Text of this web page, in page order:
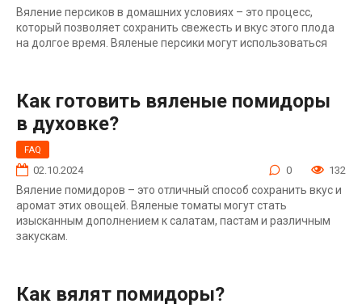
Вяление персиков в домашних условиях – это процесс,
который позволяет сохранить свежесть и вкус этого плода
на долгое время. Вяленые персики могут использоваться
Как готовить вяленые помидоры
в духовке?
FAQ
02.10.2024 0 132
Вяление помидоров – это отличный способ сохранить вкус и
аромат этих овощей. Вяленые томаты могут стать
изысканным дополнением к салатам, пастам и различным
закускам.
Как вялят помидоры?